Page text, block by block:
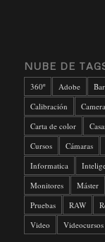
NUBE DE
360º Adobe
Calibración
Carta de color
Cursos
Cámaras
Informatica
Monitores
Máster
Pruebas
RAW
Video
Videocursos